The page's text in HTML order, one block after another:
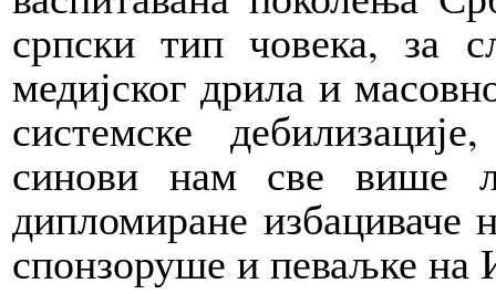
српски тип човека, за
медијског дрила и
системске
синови нам све више
дипломиране избациваче
спонзоруше и певаљке на